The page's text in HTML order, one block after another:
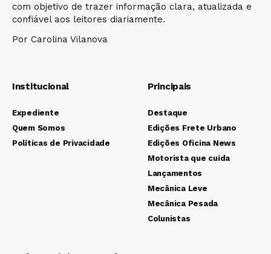
com objetivo de trazer informação clara, atualizada e
confiável aos leitores diariamente.
Por Carolina Vilanova
Institucional
Expediente
Quem Somos
Políticas de Privacidade
Principais
Destaque
Edições Frete Urbano
Edições Oficina News
Motorista que cuida
Lançamentos
Mecânica Leve
Mecânica Pesada
Colunistas